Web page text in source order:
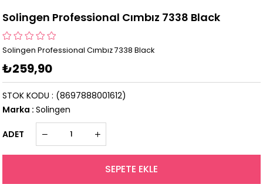
Solingen Professional Cımbız 7338 Black
Solingen Professional Cımbız 7338 Black
₺259,90
STOK KODU
(8697888001612)
Marka : Solingen
ADET